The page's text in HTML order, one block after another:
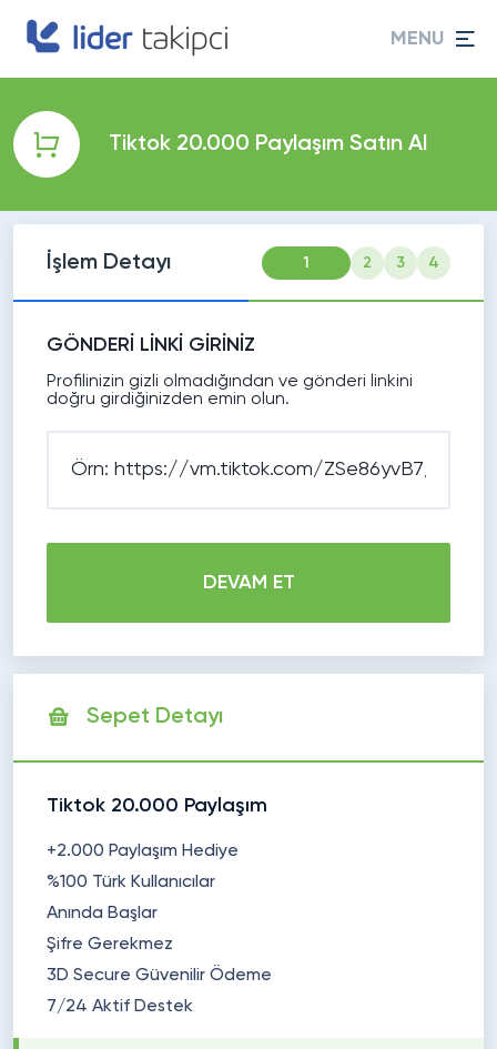
MENU
Tiktok 20.000 Paylaşım Satın Al
İşlem Detayı 1 2 3 4
GÖNDERİ LİNKİ GİRİNİZ
Profilinizin gizli olmadığından ve gönderi linkini
doğru girdiğinizden emin olun.
DEVAM ET
Sepet Detayı
Tiktok 20.000 Paylaşım
+2.000 Paylaşım Hediye
%100 Türk Kullanıcılar
Anında Başlar
Şifre Gerekmez
3D Secure Güvenilir Ödeme
7/24 Aktif Destek